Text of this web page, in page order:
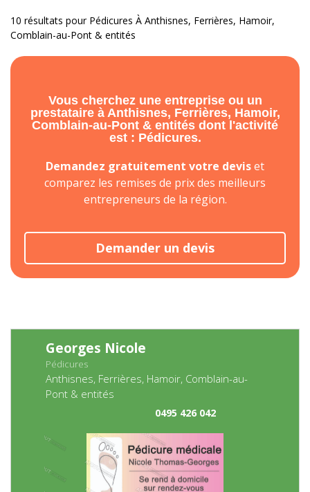
10 résultats pour Pédicures À Anthisnes, Ferrières, Hamoir,
Comblain-au-Pont & entités
Vous cherchez une entreprise ou un
prestataire à Anthisnes, Ferrières, Hamoir,
Comblain-au-Pont & entités dont l'activité
est : Pédicures.
Demandez gratuitement votre deviset
comparez les remises de prix des meilleurs
entrepreneurs de la région.
Demander un devis
Georges Nicole
Pédicures
Anthisnes, Ferrières, Hamoir, Comblain-au-
Pont & entités
0495 426 042